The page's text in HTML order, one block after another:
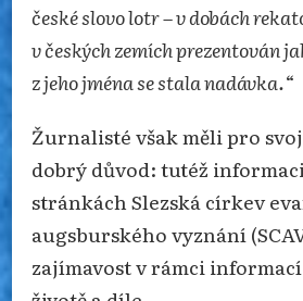
české slovo lotr – v dobách
v českých zemích prezentován
z jeho jména se stala nadávka.“
Žurnalisté však měli pro
dobrý důvod: tutéž
stránkách Slezská církev
augsburského vyznání
zajímavost v rámci